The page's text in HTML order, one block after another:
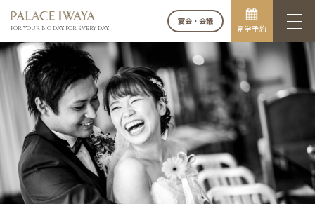
FOR YOUR BIG DAY. FOR EVERY DAY.
宴会・会議
見学予約